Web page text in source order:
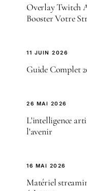
Overlay Twitch
Booster Votre
11 JUIN 2026
Guide Complet
26 MAI 2026
L'intelligence
l'avenir
16 MAI 2026
Matériel